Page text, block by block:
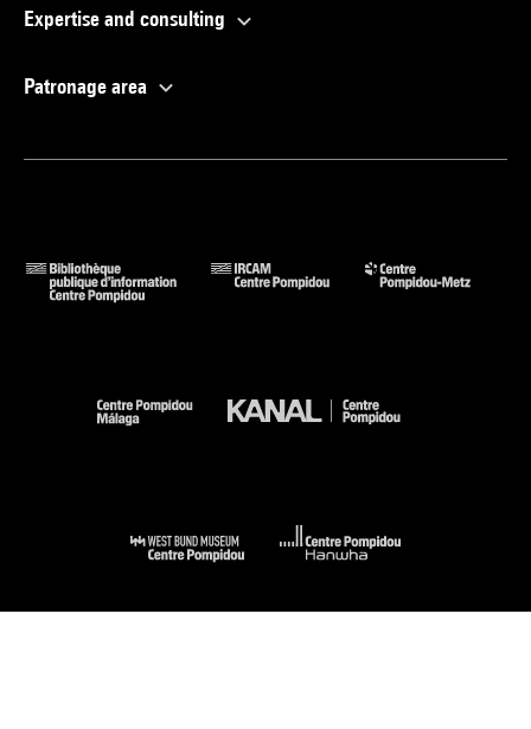
Expertise and consulting
Patronage area